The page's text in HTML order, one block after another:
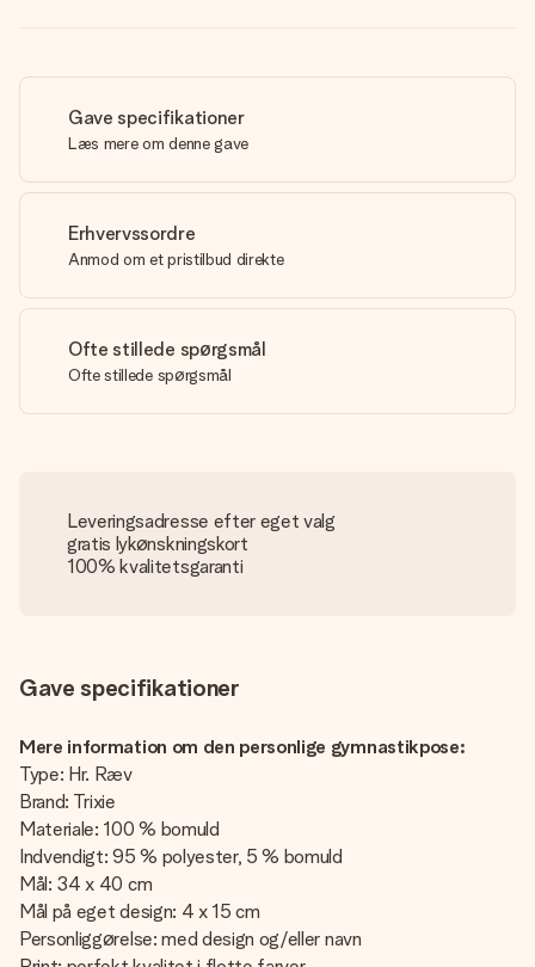
Gave specifikationer
Læs mere om denne gave
Erhvervssordre
Anmod om et pristilbud direkte
Ofte stillede spørgsmål
Ofte stillede spørgsmål
Leveringsadresse efter eget valg
gratis lykønskningskort
100% kvalitetsgaranti
Gave specifikationer
Mere information om den personlige gymnastikpose:
Type: Hr. Ræv
Brand: Trixie
Materiale: 100 % bomuld
Indvendigt: 95 % polyester, 5 % bomuld
Mål: 34 x 40 cm
Mål på eget design: 4 x 15 cm
Personliggørelse: med design og/eller navn